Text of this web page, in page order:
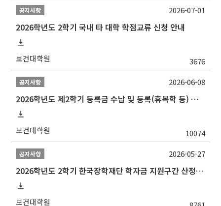
공지사항
2026학년도 2학기 국내 타 대학 학점교류 신청 안내
보건대학원 3676
2026-07-01
공지사항
2026학년도 제2학기 등록금 수납 및 등록(휴복학 등) 일정 안내
보건대학원 10074
2026-06-08
공지사항
2026학년도 2학기 한국장학재단 학자금 지원구간 산정 신청 안내
보건대학원
2026-05-27